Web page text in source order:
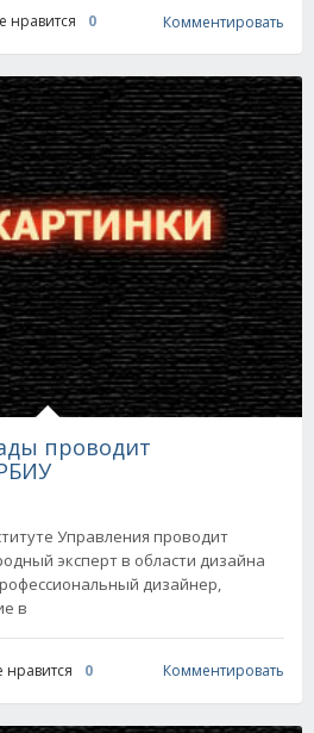
нравится 0 Комментировать
проводит
Управления проводит
эксперт в области дизайна
дизайнер,
в
нравится 0 Комментировать